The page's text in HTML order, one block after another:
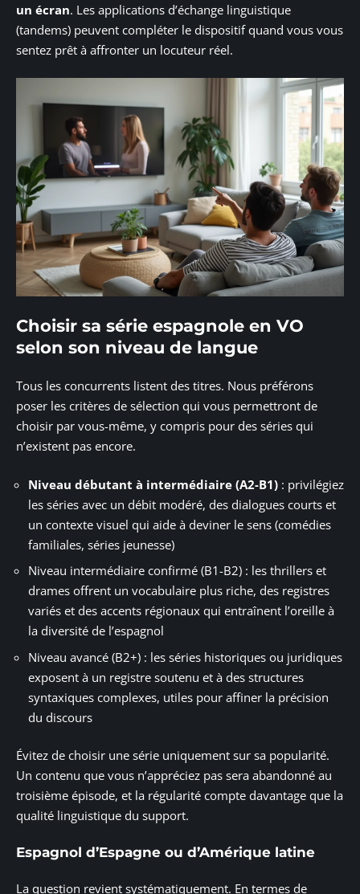
un écran. Les applications d’échange linguistique
(tandems) peuvent compléter le dispositif quand vous vous
sentez prêt à affronter un locuteur réel.
Choisir sa série espagnole en VO
selon son niveau de langue
Tous les concurrents listent des titres. Nous préférons
poser les critères de sélection qui vous permettront de
choisir par vous-même, y compris pour des séries qui
n’existent pas encore.
Niveau débutant à intermédiaire (A2-B1) : privilégiez
les séries avec un débit modéré, des dialogues courts et
un contexte visuel qui aide à deviner le sens (comédies
familiales, séries jeunesse)
Niveau intermédiaire confirmé (B1-B2) : les thrillers et
drames offrent un vocabulaire plus riche, des registres
variés et des accents régionaux qui entraînent l’oreille à
la diversité de l’espagnol
Niveau avancé (B2+) : les séries historiques ou juridiques
exposent à un registre soutenu et à des structures
syntaxiques complexes, utiles pour affiner la précision
du discours
Évitez de choisir une série uniquement sur sa popularité.
Un contenu que vous n’appréciez pas sera abandonné au
troisième épisode, et la régularité compte davantage que la
qualité linguistique du support.
Espagnol d’Espagne ou d’Amérique latine
La question revient systématiquement. En termes de